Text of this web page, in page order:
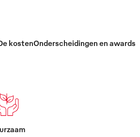
kostenOnderscheidingen en awards